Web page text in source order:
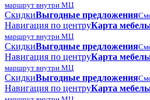
маршрут внутри МЦ
СкидкиВыгодные предложения
Навигация по центруКарта
маршрут внутри МЦ
СкидкиВыгодные предложения
Навигация по центруКарта
маршрут внутри МЦ
СкидкиВыгодные предложения
Навигация по центруКарта